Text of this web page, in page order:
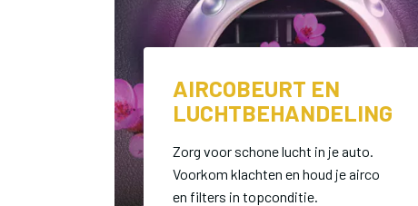
AIRCOBEURT EN
LUCHTBEHANDELING
Zorg voor schone lucht in je auto.
Voorkom klachten en houd je airco
en filters in topconditie.